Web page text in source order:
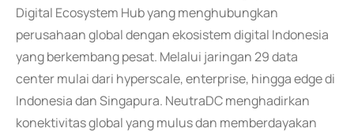
Digital Ecosystem Hub yang menghubungkan
perusahaan global dengan ekosistem digital Indonesia
yang berkembang pesat. Melalui jaringan 29 data
center mulai dari hyperscale, enterprise, hingga edge di
Indonesia dan Singapura. NeutraDC menghadirkan
konektivitas global yang mulus dan memberdayakan